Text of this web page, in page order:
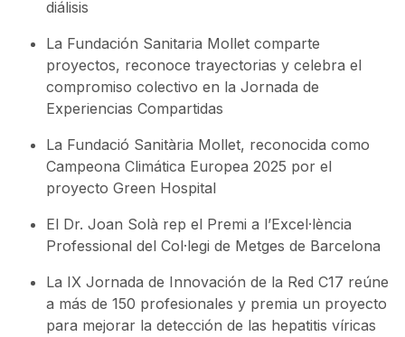
diálisis
La Fundación Sanitaria Mollet comparte
proyectos, reconoce trayectorias y celebra el
compromiso colectivo en la Jornada de
Experiencias Compartidas
La Fundació Sanitària Mollet, reconocida como
Campeona Climática Europea 2025 por el
proyecto Green Hospital
El Dr. Joan Solà rep el Premi a l’Excel·lència
Professional del Col·legi de Metges de Barcelona
La IX Jornada de Innovación de la Red C17 reúne
a más de 150 profesionales y premia un proyecto
para mejorar la detección de las hepatitis víricas